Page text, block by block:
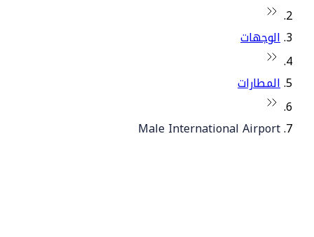
الوجهات
المطارات
Male International Airport